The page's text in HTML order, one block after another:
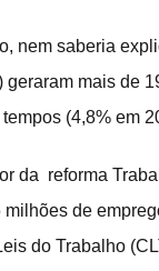
nem saberia
mais de
(4,8% em
da  reforma
de
do Trabalho